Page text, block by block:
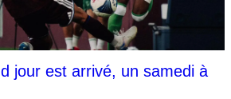
jour est arrivé, un samedi à